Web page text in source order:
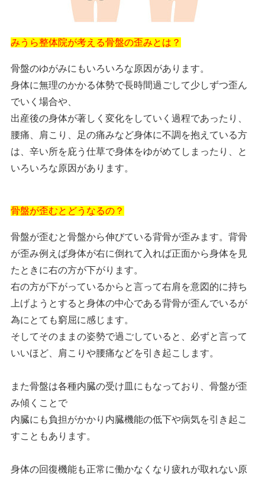
みうら整体院が考える骨盤の歪みとは？
骨盤のゆがみにもいろいろな原因があります。
身体に無理のかかる体勢で長時間過ごして少しずつ歪ん
でいく場合や、
出産後の身体が著しく変化をしていく過程であったり、
腰痛、肩こり、足の痛みなど身体に不調を抱えている方
は、辛い所を庇う仕草で身体をゆがめてしまったり、と
いろいろな原因があります。
骨盤が歪むとどうなるの？
骨盤が歪むと骨盤から伸びている背骨が歪みます。背骨
が歪み例えば身体が右に倒れて入れば正面から身体を見
たときに右の方が下がります。
右の方が下がっているからと言って右肩を意図的に持ち
上げようとすると身体の中心である背骨が歪んでいるが
為にとても窮屈に感じます。
そしてそのままの姿勢で過ごしていると、必ずと言って
いいほど、肩こりや腰痛などを引き起こします。
また骨盤は各種内臓の受け皿にもなっており、骨盤が歪
み傾くことで
内臓にも負担がかかり内臓機能の低下や病気を引き起こ
すこともあります。
身体の回復機能も正常に働かなくなり疲れが取れない原